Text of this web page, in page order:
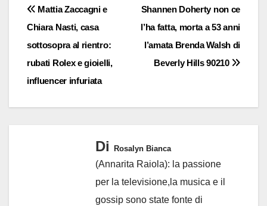
Navigazione
articoli
Shannen Doherty non ce
l’ha fatta, morta a 53 anni
l’amata Brenda Walsh di
Beverly Hills 90210
Mattia Zaccagni e
Chiara Nasti, casa
sottosopra al rientro:
rubati Rolex e gioielli,
influencer infuriata
Di Rosalyn Bianca
(Annarita Raiola): la passione
per la televisione,la musica e il
gossip sono state fonte di